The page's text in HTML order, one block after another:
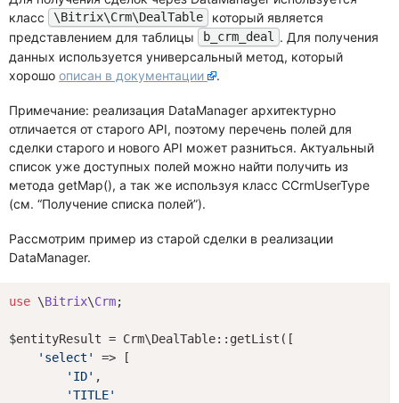
класс
\Bitrix\Crm\DealTable
который является
представлением для таблицы
b_crm_deal . Для получения
данных используется универсальный метод, который
хорошо описан в документации .
Примечание: реализация DataManager архитектурно
отличается от старого API, поэтому перечень полей для
сделки старого и нового API может разниться. Актуальный
список уже доступных полей можно найти получить из
метода getMap(), а так же используя класс CCrmUserType
(см. “Получение списка полей”).
Рассмотрим пример из старой сделки в реализации
DataManager.
use \Bitrix\Crm;
$entityResult = Crm\DealTable::getList([
'select'
=> [
'ID' ,
'TITLE'